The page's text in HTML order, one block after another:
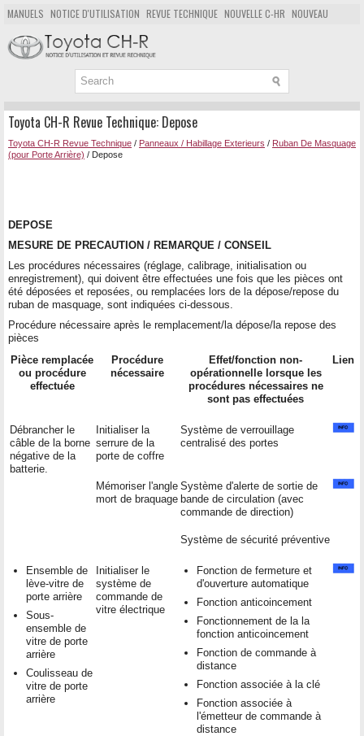
MANUELS NOTICE D'UTILISATION REVUE TECHNIQUE NOUVELLE C-HR NOUVEAU
POPULAIRE
PLAN DU SITE CHERCHER
Toyota CH-R Revue Technique: Depose
Toyota CH-R Revue Technique / Panneaux / Habillage Exterieurs / Ruban De Masquage
(pour Porte Arrière) / Depose
DEPOSE
MESURE DE PRECAUTION / REMARQUE / CONSEIL
Les procédures nécessaires (réglage, calibrage, initialisation ou
enregistrement), qui doivent être effectuées une fois que les pièces ont
été déposées et reposées, ou remplacées lors de la dépose/repose du
ruban de masquage, sont indiquées ci-dessous.
Procédure nécessaire après le remplacement/la dépose/la repose des
pièces
Pièce remplacée
ou procédure
effectuée
Procédure
nécessaire
Effet/fonction non-
opérationnelle lorsque les
procédures nécessaires ne
sont pas effectuées
Lien
Débrancher le
câble de la borne
négative de la
batterie.
Initialiser la
serrure de la
porte de coffre
Système de verrouillage
centralisé des portes
Mémoriser l'angle
mort de braquage
Système d'alerte de sortie de
bande de circulation (avec
commande de direction)
Système de sécurité préventive
Ensemble de
lève-vitre de
porte arrière
Sous-
ensemble de
vitre de porte
arrière
Coulisseau de
vitre de porte
arrière
Initialiser le
système de
commande de
vitre électrique
Fonction de fermeture et
d'ouverture automatique
Fonction anticoincement
Fonctionnement de la la
fonction anticoincement
Fonction de commande à
distance
Fonction associée à la clé
Fonction associée à
l'émetteur de commande à
distance